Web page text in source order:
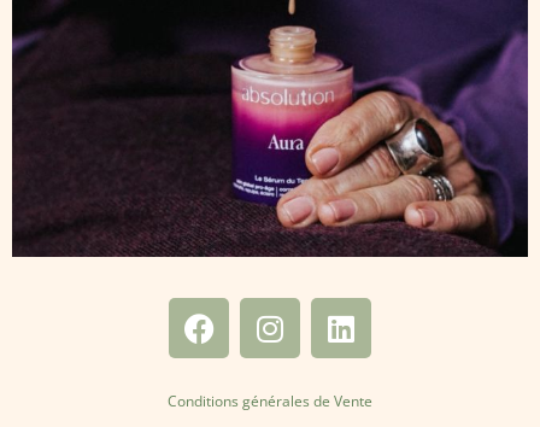
Conditions générales de Vente